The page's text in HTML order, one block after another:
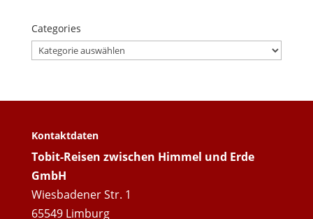
Categories
Categories
Kontaktdaten
Tobit-Reisen zwischen Himmel und Erde
GmbH
Wiesbadener Str. 1
65549 Limburg